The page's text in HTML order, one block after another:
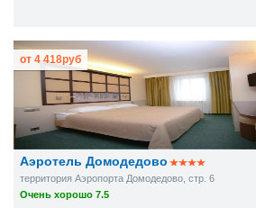
Аэротель Домодедово
территория Аэропорта Домодедово, стр. 6
Очень хорошо 7.5
от 4 418руб